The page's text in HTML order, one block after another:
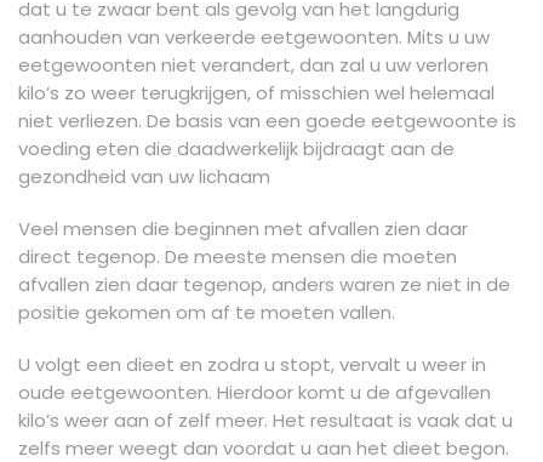
dat u te zwaar bent als gevolg van het langdurig
aanhouden van verkeerde eetgewoonten. Mits u uw
eetgewoonten niet verandert, dan zal u uw verloren
kilo’s zo weer terugkrijgen, of misschien wel helemaal
niet verliezen. De basis van een goede eetgewoonte is
voeding eten die daadwerkelijk bijdraagt aan de
gezondheid van uw lichaam
Veel mensen die beginnen met afvallen zien daar
direct tegenop. De meeste mensen die moeten
afvallen zien daar tegenop, anders waren ze niet in de
positie gekomen om af te moeten vallen.
U volgt een dieet en zodra u stopt, vervalt u weer in
oude eetgewoonten. Hierdoor komt u de afgevallen
kilo’s weer aan of zelf meer. Het resultaat is vaak dat u
zelfs meer weegt dan voordat u aan het dieet begon.